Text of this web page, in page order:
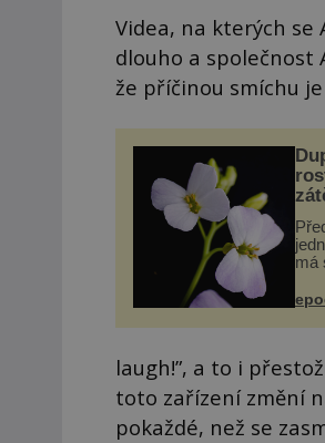
Videa, na kterých
dlouho a společnost
že příčinou smíchu
má
laugh!”, a to i
toto zařízení změní
pokaždé, než se